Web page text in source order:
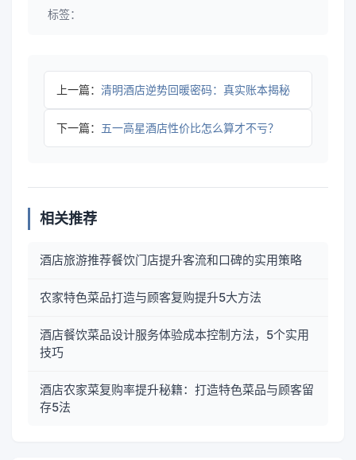
标签：
上一篇： 清明酒店逆势回暖密码：真实账本揭秘
下一篇： 五一高星酒店性价比怎么算才不亏？
相关推荐
酒店旅游推荐餐饮门店提升客流和口碑的实用策略
农家特色菜品打造与顾客复购提升5大方法
酒店餐饮菜品设计服务体验成本控制方法，5个实用
技巧
酒店农家菜复购率提升秘籍：打造特色菜品与顾客留
存5法